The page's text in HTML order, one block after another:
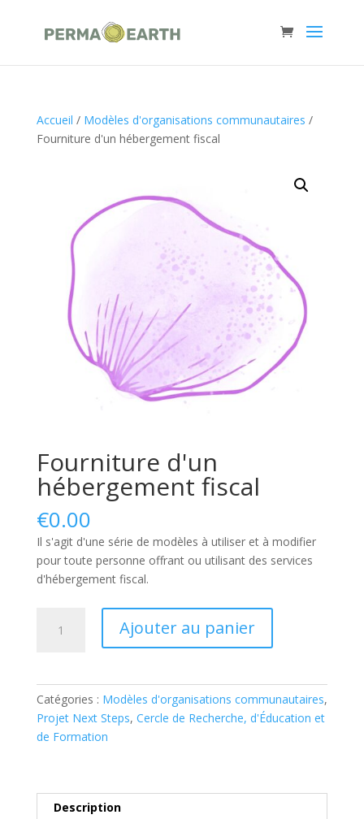
Accueil / Modèles d'organisations communautaires /
Fourniture d'un hébergement fiscal
Fourniture d'un
hébergement fiscal
€0.00
Il s'agit d'une série de modèles à utiliser et à modifier
pour toute personne offrant ou utilisant des services
d'hébergement fiscal.
Fiscal
Hosting
Ajouter au panier
Catégories : Modèles d'organisations communautaires,
Projet Next Steps, Cercle de Recherche, d'Éducation et
de Formation
Description